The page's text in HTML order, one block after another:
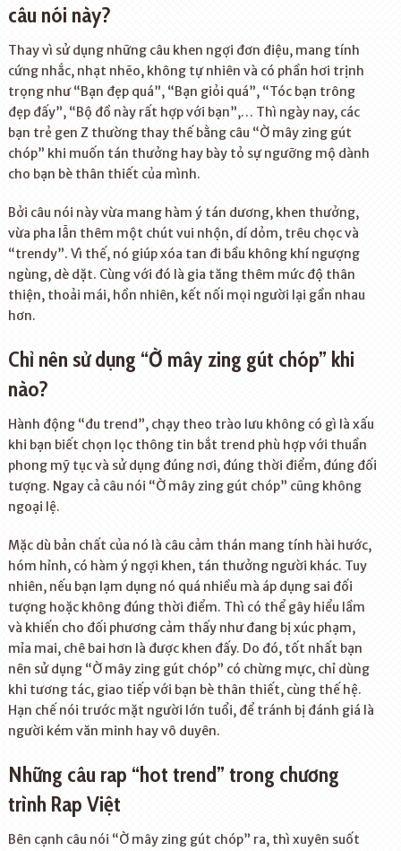
câu nói này?
Thay vì sử dụng những câu khen ngợi đơn điệu, mang tính
cứng nhắc, nhạt nhẽo, không tự nhiên và có phần hơi trịnh
trọng như “Bạn đẹp quá”, “Bạn giỏi quá”, “Tóc bạn trông
đẹp đấy”, “Bộ đồ này rất hợp với bạn”,… Thì ngày nay, các
bạn trẻ gen Z thường thay thế bằng câu “Ờ mây zing gút
chóp” khi muốn tán thưởng hay bày tỏ sự ngưỡng mộ dành
cho bạn bè thân thiết của mình.
Bởi câu nói này vừa mang hàm ý tán dương, khen thưởng,
vừa pha lẫn thêm một chút vui nhộn, dí dỏm, trêu chọc và
“trendy”. Vì thế, nó giúp xóa tan đi bầu không khí ngượng
ngùng, dè dặt. Cùng với đó là gia tăng thêm mức độ thân
thiện, thoải mái, hồn nhiên, kết nối mọi người lại gần nhau
hơn.
Chỉ nên sử dụng “Ờ mây zing gút chóp” khi
nào?
Hành động “đu trend”, chạy theo trào lưu không có gì là xấu
khi bạn biết chọn lọc thông tin bắt trend phù hợp với thuần
phong mỹ tục và sử dụng đúng nơi, đúng thời điểm, đúng đối
tượng. Ngay cả câu nói “Ờ mây zing gút chóp” cũng không
ngoại lệ.
Mặc dù bản chất của nó là câu cảm thán mang tính hài hước,
hóm hỉnh, có hàm ý ngợi khen, tán thưởng người khác. Tuy
nhiên, nếu bạn lạm dụng nó quá nhiều mà áp dụng sai đối
tượng hoặc không đúng thời điểm. Thì có thể gây hiểu lầm
và khiến cho đối phương cảm thấy như đang bị xúc phạm,
mỉa mai, chê bai hơn là được khen đấy. Do đó, tốt nhất bạn
nên sử dụng “Ờ mây zing gút chóp” có chừng mực, chỉ dùng
khi tương tác, giao tiếp với bạn bè thân thiết, cùng thế hệ.
Hạn chế nói trước mặt người lớn tuổi, để tránh bị đánh giá là
người kém văn minh hay vô duyên.
Những câu rap “hot trend” trong chương
trình Rap Việt
Bên cạnh câu nói “Ờ mây zing gút chóp” ra, thì xuyên suốt